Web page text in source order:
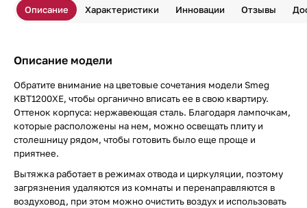
Описание Характеристики Инновации Отзывы
Описание модели
Обратите внимание на цветовые сочетания модели Smeg
KBT1200XE, чтобы органично вписать ее в свою квартиру.
Оттенок корпуса: нержавеющая сталь. Благодаря лампочкам,
которые расположены на нем, можно освещать плиту и
столешницу рядом, чтобы готовить было еще проще и
приятнее.
Вытяжка работает в режимах отвода и циркуляции, поэтому
загрязнения удаляются из комнаты и перенаправляются в
воздуховод, при этом можно очистить воздух и использовать